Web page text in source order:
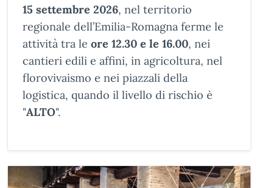
15 settembre 2026, nel territorio
regionale dell’Emilia-Romagna ferme le
attività tra le ore 12.30 e le 16.00, nei
cantieri edili e affini, in agricoltura, nel
florovivaismo e nei piazzali della
logistica, quando il livello di rischio è
"ALTO".